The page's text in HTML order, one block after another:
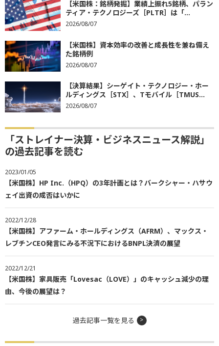
【米国株：銘柄発掘】業績上振れ5銘柄、パラン
ティア・テクノロジーズ［PLTR］は「...
2026/08/07
【米国株】資本効率の改善と成長性を兼ね備え
た銘柄例
2026/08/07
【決算結果】シーゲイト・テクノロジー・ホー
ルディングス［STX］、Tモバイル［TMUS...
2026/08/07
「ストレイナー決算・ビジネスニュース解説」
の過去記事を読む
2023/01/05
【米国株】HP Inc.（HPQ）の3年計画とは？バークシャー・ハサウ
ェイ出資の成否はいかに
2022/12/28
【米国株】アファーム・ホールディングス（AFRM）、マックス・
レブチンCEO発言にみる不況下におけるBNPL決済の展望
2022/12/21
【米国株】家具販売「Lovesac（LOVE）」のキャッシュ減少の理
由、今後の展望は？
過去記事一覧を見る